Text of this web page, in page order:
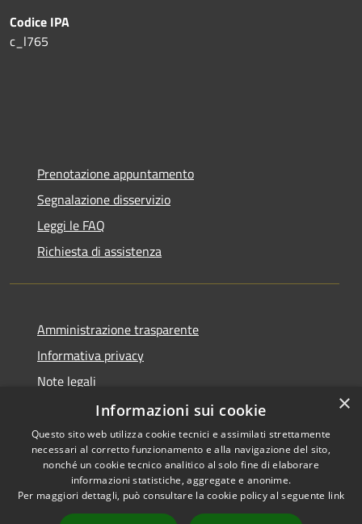
Codice IPA
c_l765
Prenotazione appuntamento
Segnalazione disservizio
Leggi le FAQ
Richiesta di assistenza
Amministrazione trasparente
Informativa privacy
Note legali
Dichiarazione di accessibilità
RSS
Accessibilità
Copyright © 2026 • Comune di
Vergiate • Powered by
×
Informazioni sui cookie
Questo sito web utilizza cookie tecnici e assimilati strettamente
necessari al corretto funzionamento e alla navigazione del sito,
nonché un cookie tecnico analitico al solo fine di elaborare
informazioni statistiche, aggregate e anonime.
Per maggiori dettagli, può consultare la cookie policy al seguente link